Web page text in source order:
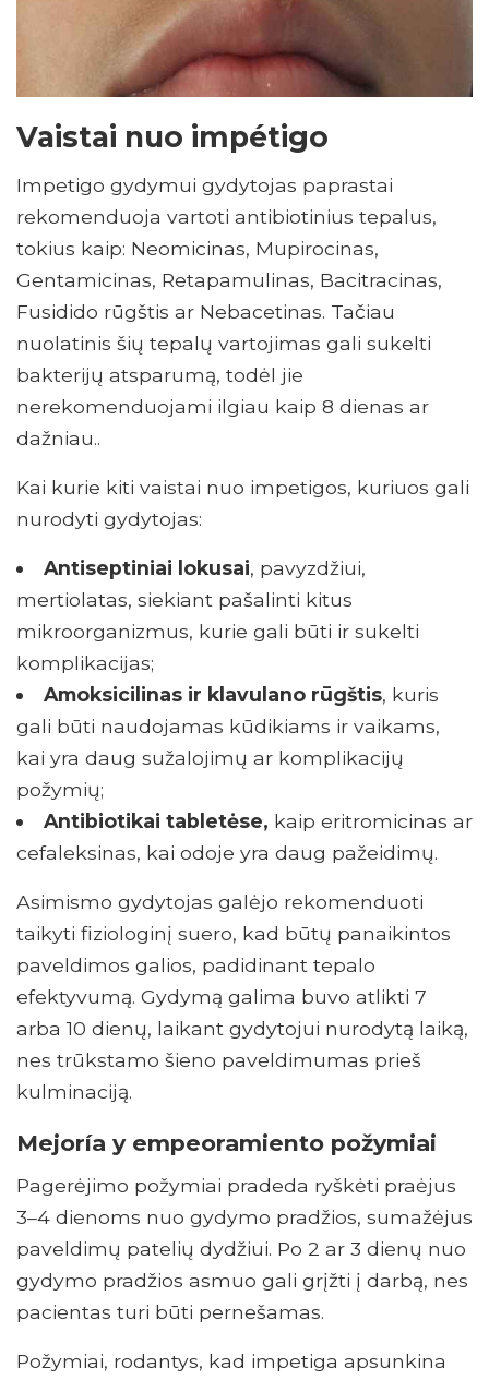
Vaistai nuo impétigo
Impetigo gydymui gydytojas paprastai
rekomenduoja vartoti antibiotinius tepalus,
tokius kaip: Neomicinas, Mupirocinas,
Gentamicinas, Retapamulinas, Bacitracinas,
Fusidido rūgštis ar Nebacetinas. Tačiau
nuolatinis šių tepalų vartojimas gali sukelti
bakterijų atsparumą, todėl jie
nerekomenduojami ilgiau kaip 8 dienas ar
dažniau..
Kai kurie kiti vaistai nuo impetigos, kuriuos gali
nurodyti gydytojas:
Antiseptiniai lokusai, pavyzdžiui,
mertiolatas, siekiant pašalinti kitus
mikroorganizmus, kurie gali būti ir sukelti
komplikacijas;
Amoksicilinas ir klavulano rūgštis, kuris
gali būti naudojamas kūdikiams ir vaikams,
kai yra daug sužalojimų ar komplikacijų
požymių;
Antibiotikai tabletėse, kaip eritromicinas ar
cefaleksinas, kai odoje yra daug pažeidimų.
Asimismo gydytojas galėjo rekomenduoti
taikyti fiziologinį suero, kad būtų panaikintos
paveldimos galios, padidinant tepalo
efektyvumą. Gydymą galima buvo atlikti 7
arba 10 dienų, laikant gydytojui nurodytą laiką,
nes trūkstamo šieno paveldimumas prieš
kulminaciją.
Mejoría y empeoramiento požymiai
Pagerėjimo požymiai pradeda ryškėti praėjus
3–4 dienoms nuo gydymo pradžios, sumažėjus
paveldimų patelių dydžiui. Po 2 ar 3 dienų nuo
gydymo pradžios asmuo gali grįžti į darbą, nes
pacientas turi būti pernešamas.
Požymiai, rodantys, kad impetiga apsunkina